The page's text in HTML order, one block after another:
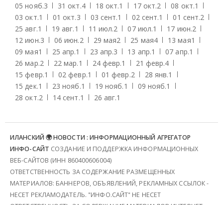
05 нояб.3 31 окт.4 18 окт.1 17 окт.2 08 окт.1
03 окт.1 01 окт.3 03 сент.1 02 сент.1 01 сент.2
25 авг.1 19 авг.1 11 июл.2 07 июл.1 17 июн.2
12 июн.3 06 июн.2 29 мая2 25 мая4 13 мая1
09 мая1 25 апр.1 23 апр.3 13 апр.1 07 апр.1
26 мар.2 22 мар.1 24 февр.1 21 февр.4
15 февр.1 02 февр.1 01 февр.2 28 янв.1
15 дек.1 23 нояб.1 19 нояб.1 09 нояб.1
28 окт.2 14 сент.1 26 авг.1
ИЛАНСКИЙ 🌍 НОВОСТИ : ИНФОРМАЦИОННЫЙ АГРЕГАТОР
ИНФО-САЙТ СОЗДАНИЕ И ПОДДЕРЖКА ИНФОРМАЦИОННЫХ
ВЕБ-САЙТОВ (ИНН 860400606004)
ОТВЕТСТВЕННОСТЬ ЗА СОДЕРЖАНИЕ РАЗМЕЩЕННЫХ
МАТЕРИАЛОВ: БАННЕРОВ, ОБЪЯВЛЕНИЙ, РЕКЛАМНЫХ ССЫЛОК -
НЕСЕТ РЕКЛАМОДАТЕЛЬ. "ИНФО.САЙТ" НЕ НЕСЕТ